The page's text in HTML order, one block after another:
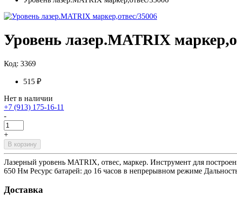
Уровень лазер.MATRIX
Код: 3369
515 ₽
Нет в наличии
+7 (913) 175-16-11
-
+
В корзину
Лазерный уровень MATRIX, отвес, маркер. Инструмент для
650 Нм Ресурс батарей: до 16 часов в непрерывном режиме
Доставка